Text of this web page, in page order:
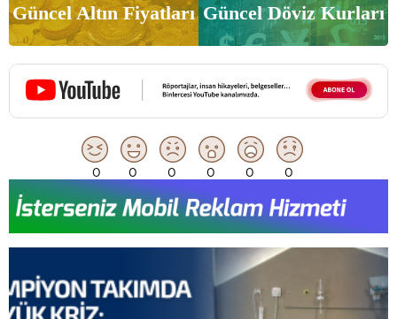
Güncel Altın Fiyatları Güncel Döviz Kurları
0 0 0 0 0 0